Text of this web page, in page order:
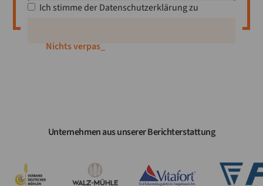
Ich stimme derDatenschutzerklärungzu
Nichts verpassen!
Unternehmen aus unserer Berichterstattung